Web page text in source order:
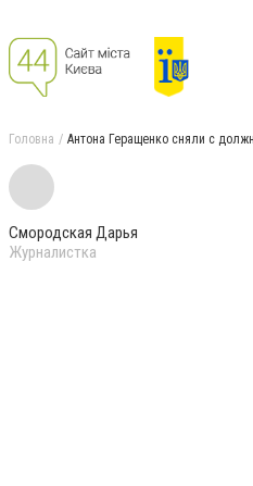
Головна Антона Геращенко сняли с
Смородская Дарья
Журналистка